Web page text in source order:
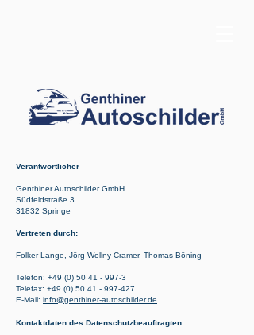
Verantwortlicher
Genthiner Autoschilder GmbH
Südfeldstraße 3
31832 Springe
Vertreten durch:
Folker Lange, Jörg Wollny-Cramer, Thomas Böning
Telefon: +49 (0) 50 41 - 997-3
Telefax: +49 (0) 50 41 - 997-427
E-Mail: info@genthiner-autoschilder.de
Kontaktdaten des Datenschutzbeauftragten